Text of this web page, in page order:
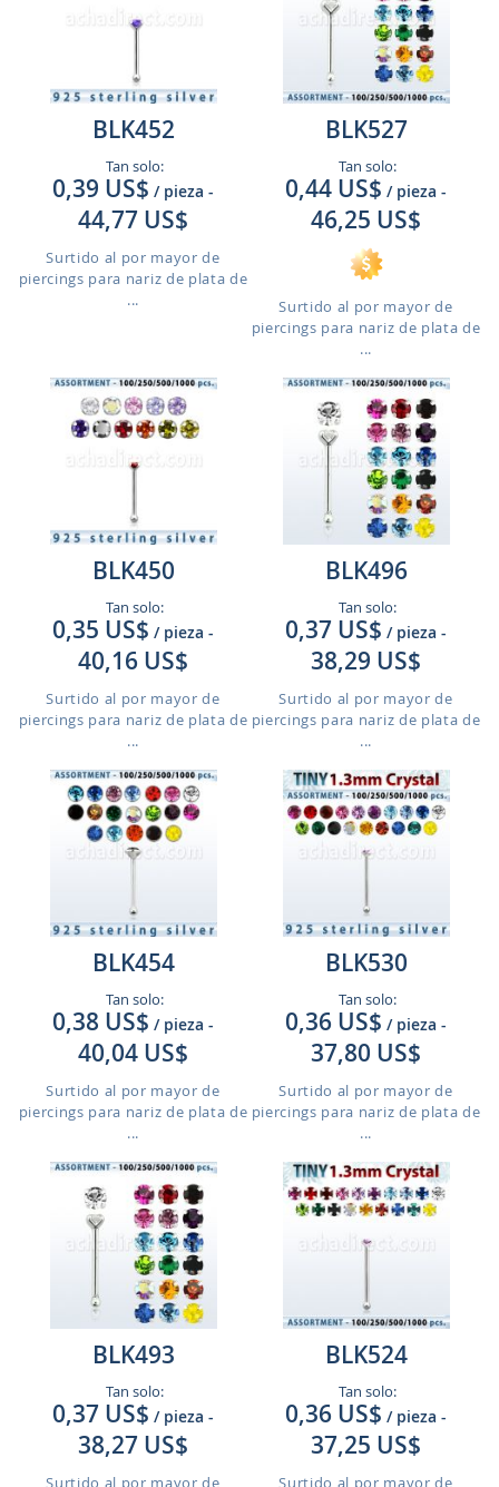
BLK452
Tan solo:
0,39 US$ / pieza -
44,77 US$
Surtido al por mayor de
piercings para nariz de plata de
...
BLK527
Tan solo:
0,44 US$ / pieza -
46,25 US$
Surtido al por mayor de
piercings para nariz de plata de
...
BLK450
Tan solo:
0,35 US$ / pieza -
40,16 US$
Surtido al por mayor de
piercings para nariz de plata de
...
BLK496
Tan solo:
0,37 US$ / pieza -
38,29 US$
Surtido al por mayor de
piercings para nariz de plata de
...
BLK454
Tan solo:
0,38 US$ / pieza -
40,04 US$
Surtido al por mayor de
piercings para nariz de plata de
...
BLK530
Tan solo:
0,36 US$ / pieza -
37,80 US$
Surtido al por mayor de
piercings para nariz de plata de
...
BLK493
Tan solo:
0,37 US$ / pieza -
38,27 US$
Surtido al por mayor de
BLK524
Tan solo:
0,36 US$ / pieza -
37,25 US$
Surtido al por mayor de